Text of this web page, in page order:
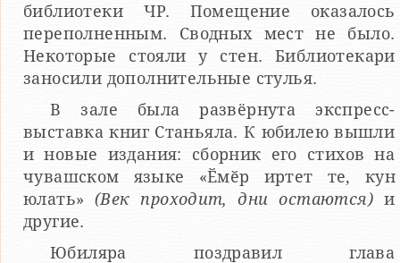
библиотеки ЧР. Помещение оказалось
переполненным. Сводных мест не было.
Некоторые стояли у стен. Библиотекари
заносили дополнительные стулья.
В зале была развёрнута экспресс-
выставка книг Станьяла. К юбилею вышли
и новые издания: сборник его стихов на
чувашском языке «Ӗмӗр иртет те, кун
юлать» (Век проходит, дни остаются)и
другие.
Юбиляра поздравил глава